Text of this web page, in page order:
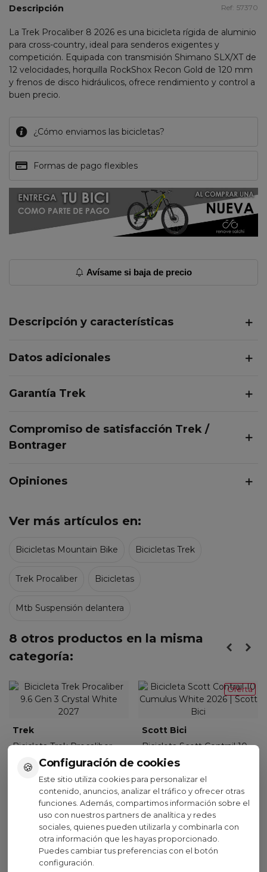
🍪 Configuración de cookies
Este sitio utiliza cookies para personalizar el
contenido, anuncios, analizar el tráfico y ofrecer otras
funciones. Además, compartimos información sobre el
uso con nuestros partners de analítica y redes
sociales, quienes pueden utilizarla y combinarla con
otra información que les hayas proporcionado.
Puedes cambiar tus preferencias con el botón
configuración.
Descripción Ref: 57370
La Trek Procaliber 8 2026 es una bicicleta rígida de aluminio
para cross-country, ideal para senderos exigentes y
competición. Equipada con transmisión Shimano SLX/XT de
12 velocidades, horquilla RockShox Recon Gold de 120 mm
y frenos de disco hidráulicos, ofrece rendimiento y control a
buen precio.
¿Cómo enviamos las bicicletas?
Formas de pago flexibles
Avísame si baja de precio
Descripción y características
Datos adicionales
Garantía Trek
Compromiso de satisfacción Trek /
Bontrager
Opiniones
Ver más artículos en:
Bicicletas Mountain Bike Bicicletas Trek
Trek Procaliber Bicicletas
Mtb Suspensión delantera
8 otros productos en la misma
categoría:
Trek
Bicicleta Trek Procaliber
9.6 Gen 3 Crystal White
2027
2.499,00 € (IVA inc.)
Oferta
Scott Bici
Bicicleta Scott Contrail 10
Cumulus White 2026
759,20 € (IVA inc.)
949,00 € -20%